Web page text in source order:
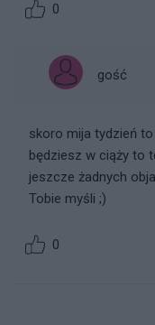
0
gość
skoro mija tydzień
będziesz w ciąży to
jeszcze żadnych
Tobie myśli ;)
0